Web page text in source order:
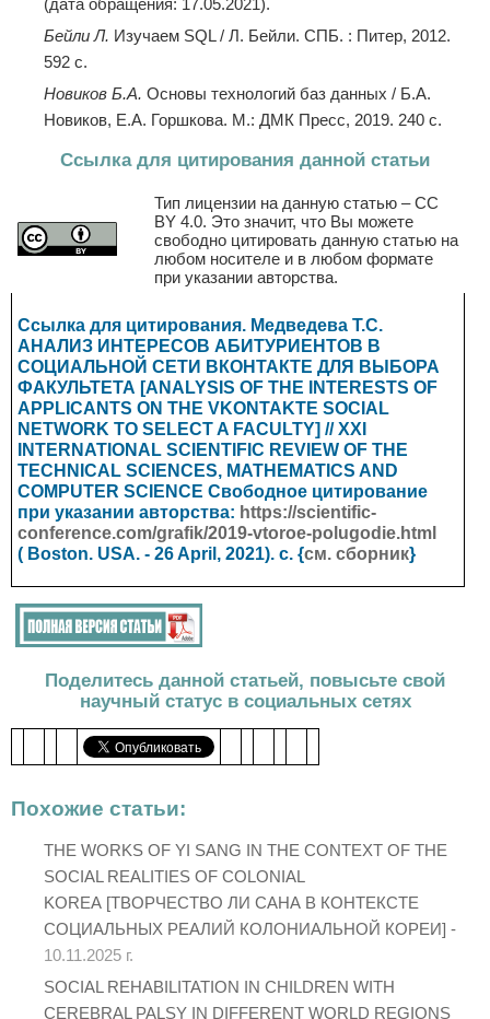
Бейли Л. Изучаем SQL / Л. Бейли. СПБ. : Питер, 2012.
592 с.
Новиков Б.А. Основы технологий баз данных / Б.А.
Новиков, Е.А. Горшкова. М.: ДМК Пресс, 2019. 240 с.
Ссылка для цитирования данной статьи
Тип лицензии на данную статью – CC
BY 4.0. Это значит, что Вы можете
свободно цитировать данную статью на
любом носителе и в любом формате
при указании авторства.
Ссылка для цитирования. Медведева Т.С.
АНАЛИЗ ИНТЕРЕСОВ АБИТУРИЕНТОВ В
СОЦИАЛЬНОЙ СЕТИ ВКОНТАКТЕ ДЛЯ ВЫБОРА
ФАКУЛЬТЕТА [ANALYSIS OF THE INTERESTS OF
APPLICANTS ON THE VKONTAKTE SOCIAL
NETWORK TO SELECT A FACULTY] // XXI
INTERNATIONAL SCIENTIFIC REVIEW OF THE
TECHNICAL SCIENCES, MATHEMATICS AND
COMPUTER SCIENCE Свободное цитирование
при указании авторства: https://scientific-
conference.com/grafik/2019-vtoroe-polugodie.html
( Boston. USA. - 26 April, 2021). с. {см. сборник}
Поделитесь данной статьей, повысьте свой
научный статус в социальных сетях
Похожие статьи:
THE WORKS OF YI SANG IN THE CONTEXT OF THE
SOCIAL REALITIES OF COLONIAL
KOREA [ТВОРЧЕСТВО ЛИ САНА В КОНТЕКСТЕ
СОЦИАЛЬНЫХ РЕАЛИЙ КОЛОНИАЛЬНОЙ КОРЕИ] -
10.11.2025 г.
SOCIAL REHABILITATION IN CHILDREN WITH
CEREBRAL PALSY IN DIFFERENT WORLD REGIONS